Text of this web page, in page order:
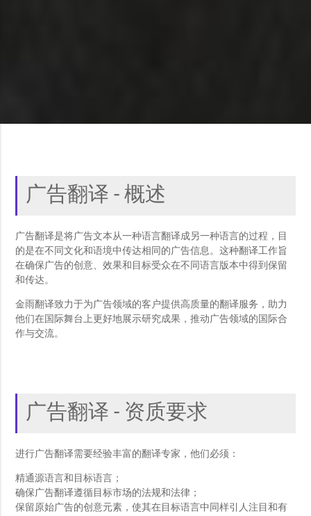
广告翻译 - 概述
广告翻译是将广告文本从一种语言翻译成另一种语言的过程，目
的是在不同文化和语境中传达相同的广告信息。这种翻译工作旨
在确保广告的创意、效果和目标受众在不同语言版本中得到保留
和传达。
金雨翻译致力于为广告领域的客户提供高质量的翻译服务，助力
他们在国际舞台上更好地展示研究成果，推动广告领域的国际合
作与交流。
广告翻译 - 资质要求
进行广告翻译需要经验丰富的翻译专家，他们必须：
精通源语言和目标语言；
确保广告翻译遵循目标市场的法规和法律；
保留原始广告的创意元素，使其在目标语言中同样引人注目和有